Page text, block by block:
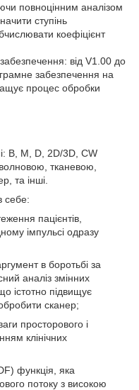
повноцінним аналізом
ступінь
коефіцієнт
від V1.00 до
забезпечення на
процес обробки
B, M, D, 2D/3D, CW
тканевою,
та інші.
себе:
пацієнтів,
імпульсі одразу
в боротьбі за
аналіз змінних
істотно підвищує
сканер;
просторового і
клінічних
функція, яка
потоку з високою